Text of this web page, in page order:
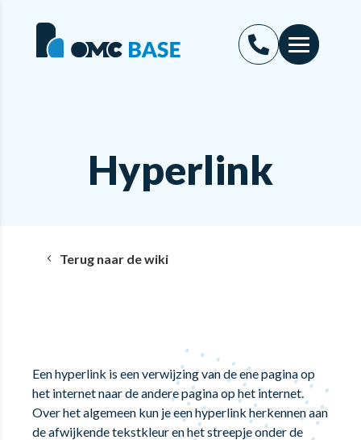
Hyperlink
Terug naar de wiki
Een hyperlink is een verwijzing van de ene pagina op
het internet naar de andere pagina op het internet.
Over het algemeen kun je een hyperlink herkennen aan
de afwijkende tekstkleur en het streepje onder de